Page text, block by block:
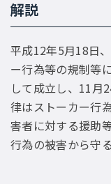
解説
平成12年5月18日
ー行為等の規制等
して成立し、11月
律はストーカー行
害者に対する援助
行為の被害から守